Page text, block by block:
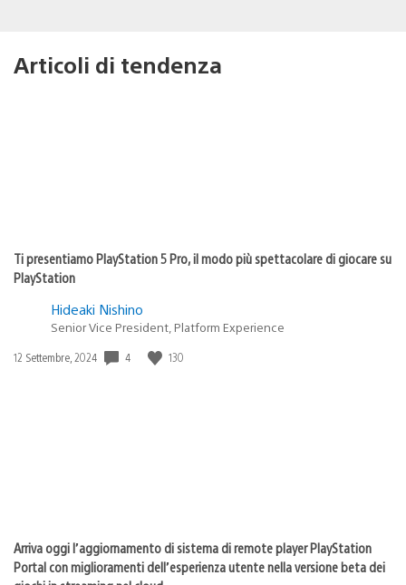
Articoli di tendenza
Ti presentiamo PlayStation 5 Pro, il modo più spettacolare di giocare su
PlayStation
Hideaki Nishino
Senior Vice President, Platform Experience
Data
12 Settembre, 2024 4 130
Arriva oggi l’aggiornamento di sistema di remote player PlayStation
Portal con miglioramenti dell’esperienza utente nella versione beta dei